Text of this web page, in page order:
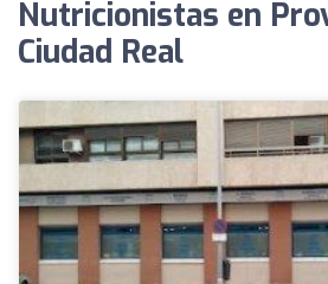
Nutricionistas en
Ciudad Real